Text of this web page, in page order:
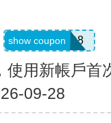
TFSD8
show coupon
使用新帳戶首
09-28